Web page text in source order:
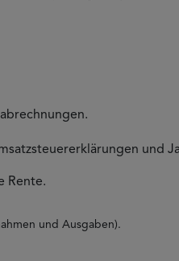
und
Rente.
und Ausgaben).